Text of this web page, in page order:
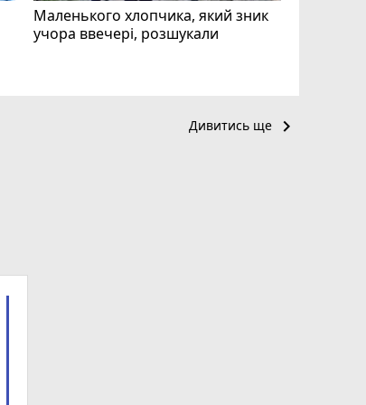
Маленького хлопчика, який зник
учора ввечері, розшукали
Дивитись ще keyboard_arrow_right